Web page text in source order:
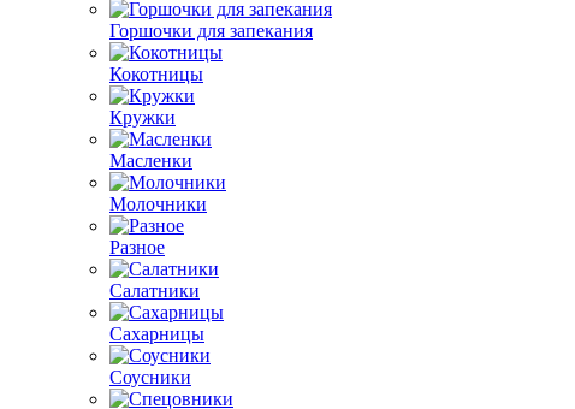
Горшочки для запекания
Кокотницы
Кружки
Масленки
Молочники
Разное
Салатники
Сахарницы
Соусники